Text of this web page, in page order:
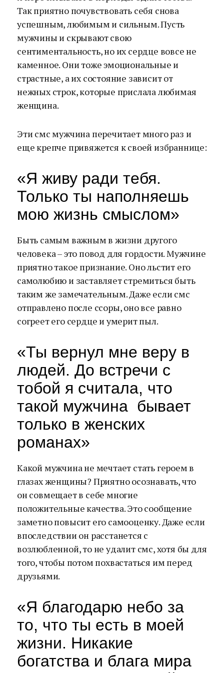
Так приятно почувствовать себя снова
успешным, любимым и сильным. Пусть
мужчины и скрывают свою
сентиментальность, но их сердце вовсе не
каменное. Они тоже эмоциональные и
страстные, а их состояние зависит от
нежных строк, которые прислала любимая
женщина.
Эти смс мужчина перечитает много раз и
еще крепче привяжется к своей избраннице:
«Я живу ради тебя.
Только ты наполняешь
мою жизнь смыслом»
Быть самым важным в жизни другого
человека – это повод для гордости. Мужчине
приятно такое признание. Оно льстит его
самолюбию и заставляет стремиться быть
таким же замечательным. Даже если смс
отправлено после ссоры, оно все равно
согреет его сердце и умерит пыл.
«Ты вернул мне веру в
людей. До встречи с
тобой я считала, что
такой мужчина бывает
только в женских
романах»
Какой мужчина не мечтает стать героем в
глазах женщины? Приятно осознавать, что
он совмещает в себе многие
положительные качества. Это сообщение
заметно повысит его самооценку. Даже если
впоследствии он расстанется с
возлюбленной, то не удалит смс, хотя бы для
того, чтобы потом похвастаться им перед
друзьями.
«Я благодарю небо за
то, что ты есть в моей
жизни. Никакие
богатства и блага мира